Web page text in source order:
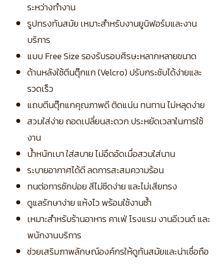
ระหว่างทำงาน
รูปทรงทันสมัย เหมาะสำหรับงานยูนิฟอร์มและงาน
บริการ
แบบ Free Size รองรับรอบศีรษะหลากหลายขนาด
ด้านหลังใช้ตีนตุ๊กแก (Velcro) ปรับกระชับได้ง่ายและ
รวดเร็ว
แถบตีนตุ๊กแกคุณภาพดี ติดแน่น ทนทาน ไม่หลุดง่าย
สวมใส่ง่าย ถอดเปลี่ยนสะดวก ประหยัดเวลาในการใช้
งาน
น้ำหนักเบา ใส่สบาย ไม่อึดอัดเมื่อสวมใส่นาน
ระบายอากาศได้ดี ลดการสะสมความร้อน
ทนต่อการซักบ่อย สีไม่ซีดง่าย และไม่เสียทรง
ดูแลรักษาง่าย แห้งไว พร้อมใช้งานซ้ำ
เหมาะสำหรับร้านอาหาร คาเฟ่ โรงแรม งานอีเวนต์ และ
พนักงานบริการ
ช่วยเสริมภาพลักษณ์องค์กรให้ดูทันสมัยและน่าเชื่อถือ